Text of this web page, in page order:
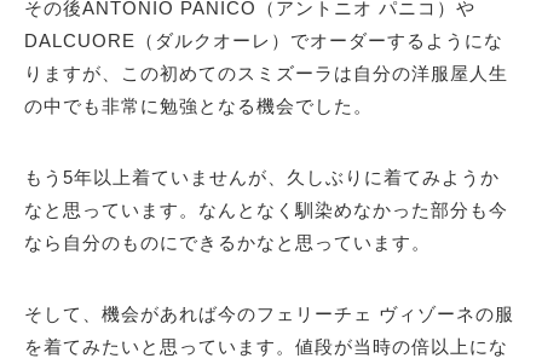
その後ANTONIO PANICO（アントニオ パニコ）や
DALCUORE（ダルクオーレ）でオーダーするようにな
りますが、この初めてのスミズーラは自分の洋服屋人生
の中でも非常に勉強となる機会でした。
もう5年以上着ていませんが、久しぶりに着てみようか
なと思っています。なんとなく馴染めなかった部分も今
なら自分のものにできるかなと思っています。
そして、機会があれば今のフェリーチェ ヴィゾーネの服
を着てみたいと思っています。値段が当時の倍以上にな